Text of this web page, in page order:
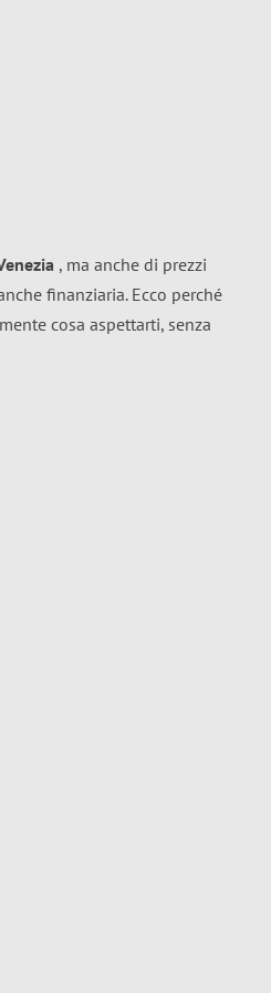
, ma anche di prezzi
finanziaria. Ecco perché
cosa aspettarti, senza